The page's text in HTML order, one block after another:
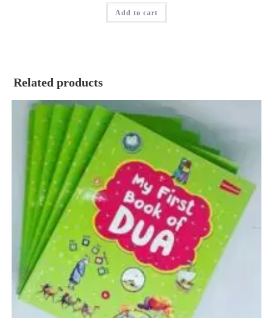
was:
৳ 120.00.
Add to cart
Related products